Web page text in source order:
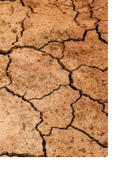
territorio
alle stelle
ALTRO